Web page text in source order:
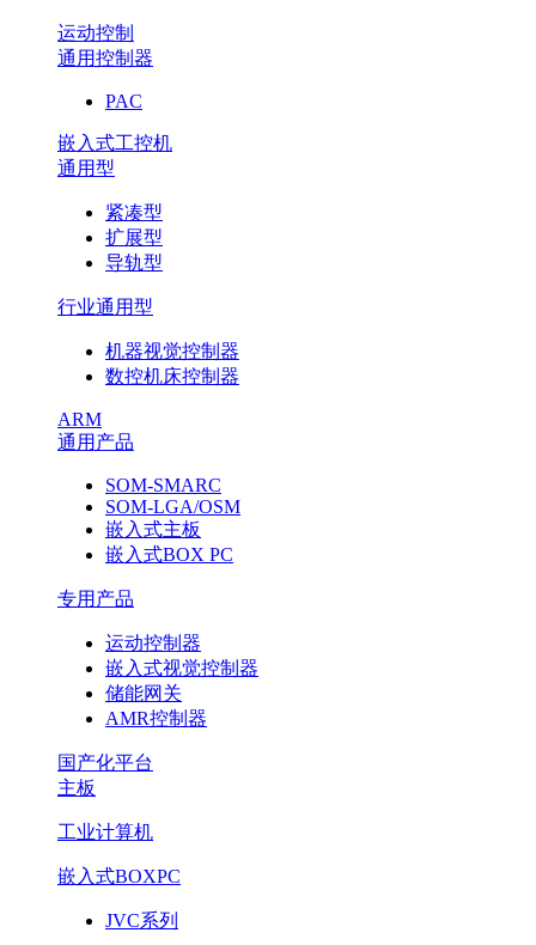
运动控制
通用控制器
PAC
嵌入式工控机
通用型
紧凑型
扩展型
导轨型
行业通用型
机器视觉控制器
数控机床控制器
ARM
通用产品
SOM-SMARC
SOM-LGA/OSM
嵌入式主板
嵌入式BOX PC
专用产品
运动控制器
嵌入式视觉控制器
储能网关
AMR控制器
国产化平台
主板
工业计算机
嵌入式BOXPC
JVC系列